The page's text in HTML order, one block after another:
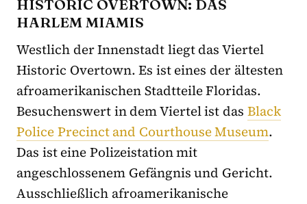
HISTORIC OVERTOWN: DAS
HARLEM MIAMIS
Westlich der Innenstadt liegt das Viertel
Historic Overtown. Es ist eines der ältesten
afroamerikanischen Stadtteile Floridas.
Besuchenswert in dem Viertel ist das Black
Police Precinct and Courthouse Museum.
Das ist eine Polizeistation mit
angeschlossenem Gefängnis und Gericht.
Ausschließlich afroamerikanische